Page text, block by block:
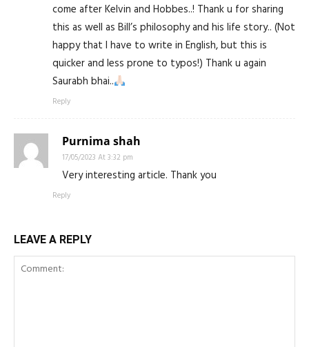
come after Kelvin and Hobbes..! Thank u for sharing
this as well as Bill’s philosophy and his life story.. (Not
happy that I have to write in English, but this is
quicker and less prone to typos!) Thank u again
Saurabh bhai..
Reply
Purnima shah
17/05/2023 At 3:32 pm
Very interesting article. Thank you
Reply
LEAVE A REPLY